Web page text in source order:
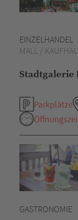
EINZELHANDEL
MALL /
Parkplätze
GASTRONOMIE